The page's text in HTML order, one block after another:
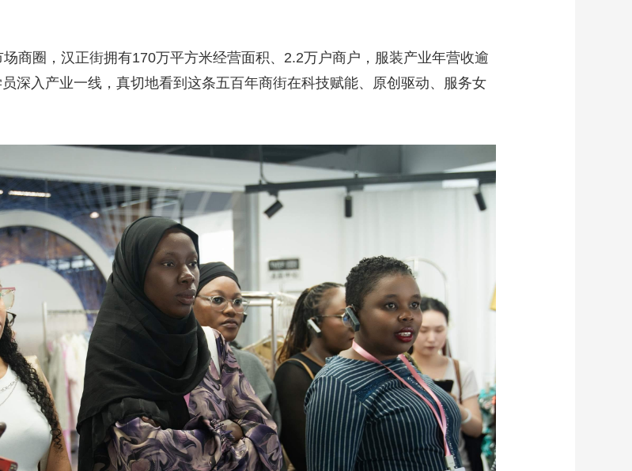
商圈，汉正街拥有170万平方米经营面积、2.2万户商户，服装产业年营收逾
深入产业一线，真切地看到这条五百年商街在科技赋能、原创驱动、服务女